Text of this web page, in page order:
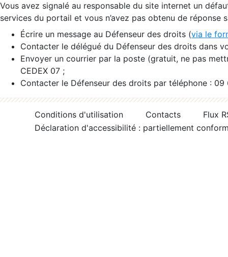
Vous avez signalé au responsable du site internet un
services du portail et vous n’avez pas obtenu de réponse
Écrire un message au Défenseur des droits (via le
Contacter le délégué du Défenseur des droits dans
Envoyer un courrier par la poste (gratuit, ne pas
CEDEX 07 ;
Contacter le Défenseur des droits par téléphone :
Conditions d'utilisation Contacts
Flux
Déclaration d'accessibilité : partiellement